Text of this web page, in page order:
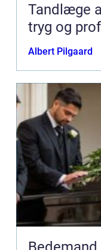
Tandlæge asnæs
tryg og
Albert Pilgaard